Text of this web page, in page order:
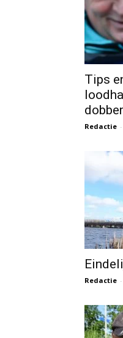
Tips
Redactie -
Redactie -